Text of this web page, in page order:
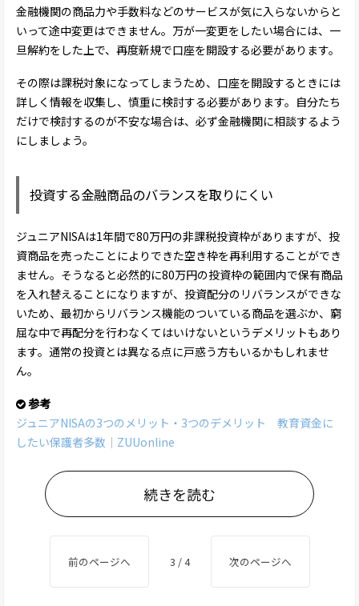
金融機関の商品力や手数料などのサービスが気に入らないからと
いって途中変更はできません。万が一変更をしたい場合には、一
旦解約をした上で、再度新規で口座を開設する必要があります。
その際は課税対象になってしまうため、口座を開設するときには
詳しく情報を収集し、慎重に検討する必要があります。自分たち
だけで検討するのが不安な場合は、必ず金融機関に相談するよう
にしましょう。
投資する金融商品のバランスを取りにくい
ジュニアNISAは1年間で80万円の非課税投資枠がありますが、投
資商品を売ったことによりできた空き枠を再利用することができ
ません。そうなると必然的に80万円の投資枠の範囲内で保有商品
を入れ替えることになりますが、投資配分のリバランスができな
いため、最初からリバランス機能のついている商品を選ぶか、窮
屈な中で再配分を行わなくてはいけないというデメリットもあり
ます。通常の投資とは異なる点に戸惑う方もいるかもしれませ
ん。
参考
ジュニアNISAの3つのメリット・3つのデメリット 教育資金に
したい保護者多数｜ZUUonline
続きを読む
前のページへ 3 / 4 次のページへ